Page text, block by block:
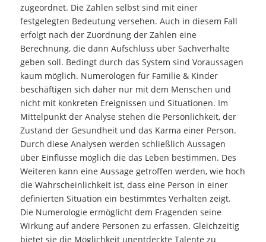
zugeordnet. Die Zahlen selbst sind mit einer
festgelegten Bedeutung versehen. Auch in diesem Fall
erfolgt nach der Zuordnung der Zahlen eine
Berechnung, die dann Aufschluss über Sachverhalte
geben soll. Bedingt durch das System sind Voraussagen
kaum möglich. Numerologen für Familie & Kinder
beschäftigen sich daher nur mit dem Menschen und
nicht mit konkreten Ereignissen und Situationen. Im
Mittelpunkt der Analyse stehen die Persönlichkeit, der
Zustand der Gesundheit und das Karma einer Person.
Durch diese Analysen werden schließlich Aussagen
über Einflüsse möglich die das Leben bestimmen. Des
Weiteren kann eine Aussage getroffen werden, wie hoch
die Wahrscheinlichkeit ist, dass eine Person in einer
definierten Situation ein bestimmtes Verhalten zeigt.
Die Numerologie ermöglicht dem Fragenden seine
Wirkung auf andere Personen zu erfassen. Gleichzeitig
bietet sie die Möglichkeit unentdeckte Talente zu